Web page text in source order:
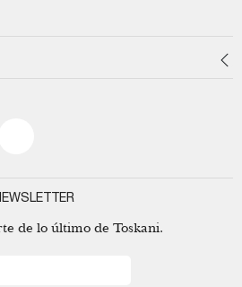
de lo último de Toskani.